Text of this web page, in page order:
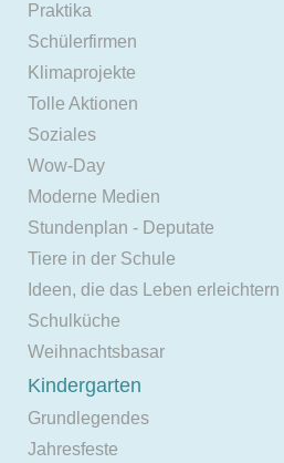
Praktika
Schülerfirmen
Klimaprojekte
Tolle Aktionen
Soziales
Wow-Day
Moderne Medien
Stundenplan - Deputate
Tiere in der Schule
Ideen, die das Leben erleichtern
Schulküche
Weihnachtsbasar
Kindergarten
Grundlegendes
Jahresfeste